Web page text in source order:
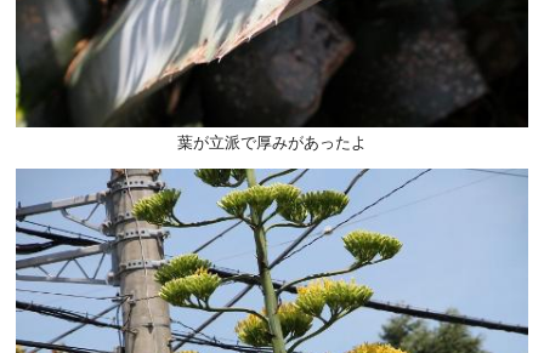
葉が立派で厚みがあったよ